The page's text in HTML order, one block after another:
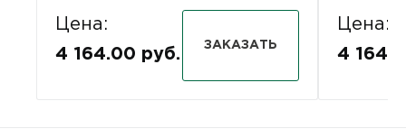
Цена:
4 164.00 руб.
ЗАКАЗАТЬ
Цена:
4